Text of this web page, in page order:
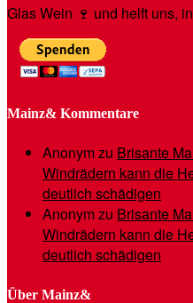
Glas Wein 🍷 und helft uns,
Mainz& Kommentare
Anonymzu Brisante
Windrädern kann die
deutlich schädigen
Anonymzu Brisante
Windrädern kann die
deutlich schädigen
Über Mainz&